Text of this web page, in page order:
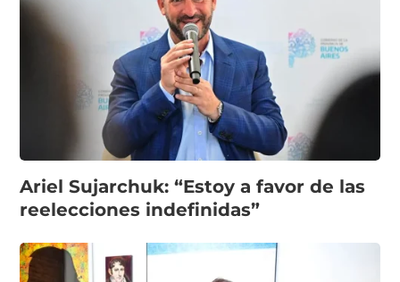
Ariel Sujarchuk: “Estoy a favor de las
reelecciones indefinidas”